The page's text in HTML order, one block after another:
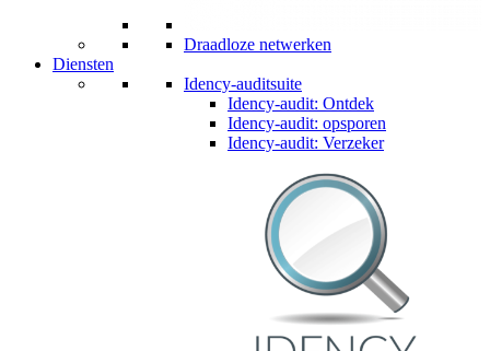
Draadloze netwerken
Diensten
Idency-auditsuite
Idency-audit: Ontdek
Idency-audit: opsporen
Idency-audit: Verzeker